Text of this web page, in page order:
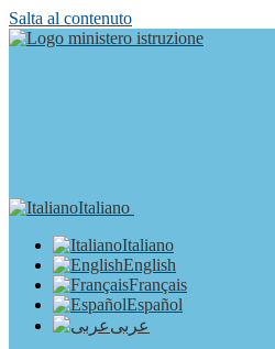
Salta al contenuto
Italiano
Italiano
English
Français
Español
عربى